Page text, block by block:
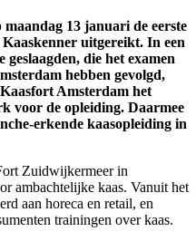
13 januari de eerste
uitgereikt. In een
die het examen
hebben gevolgd,
Amsterdam het
voor de opleiding. Daarmee
erkende kaasopleiding in
Zuidwijkermeer in
ambachtelijke kaas. Vanuit het
aan horeca en retail, en
trainingen over kaas.